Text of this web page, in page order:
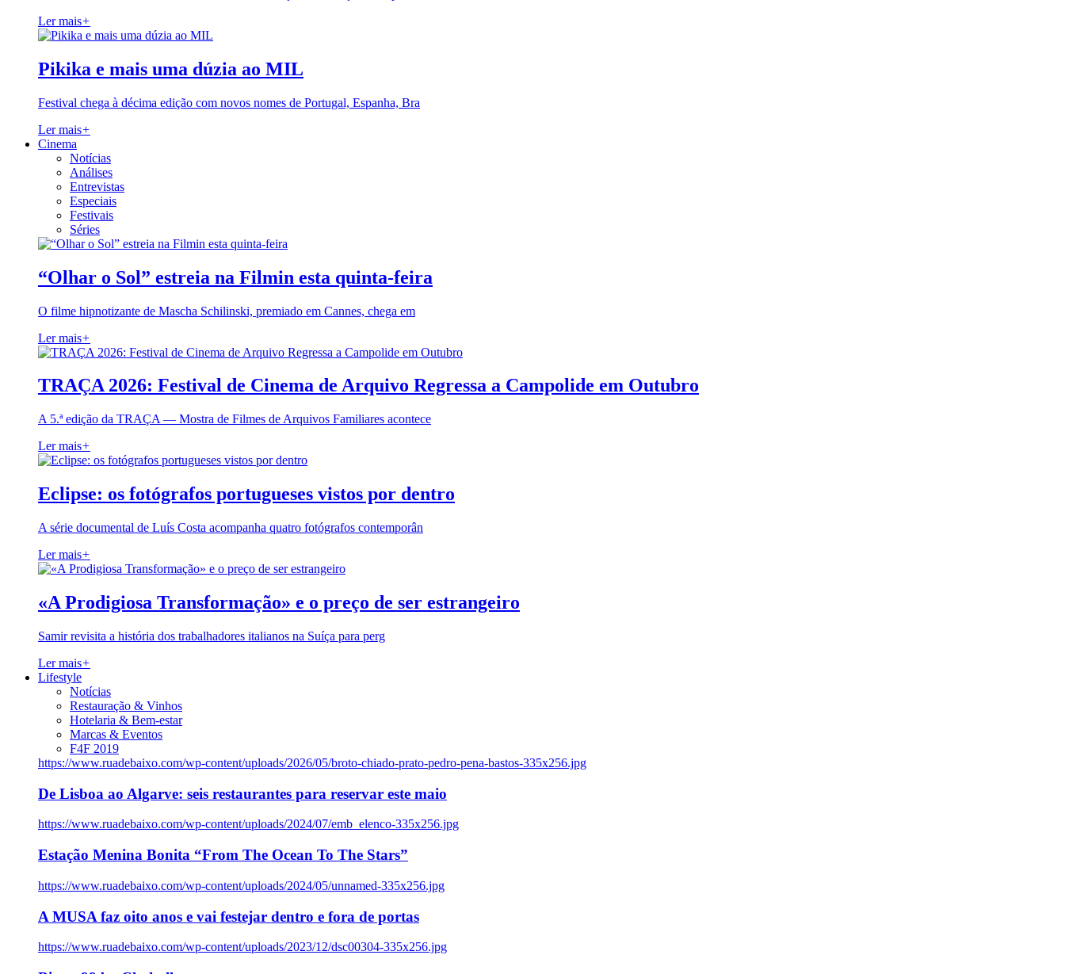
Ler mais+
Pikika e mais uma dúzia ao MIL
Festival chega à décima edição com novos nomes de Portugal, Espanha, Bra
Ler mais+
Cinema
Notícias
Análises
Entrevistas
Especiais
Festivais
Séries
“Olhar o Sol” estreia na Filmin esta quinta-feira
O filme hipnotizante de Mascha Schilinski, premiado em Cannes, chega em
Ler mais+
TRAÇA 2026: Festival de Cinema de Arquivo Regressa a Campolide em Outubro
A 5.ª edição da TRAÇA — Mostra de Filmes de Arquivos Familiares acontece
Ler mais+
Eclipse: os fotógrafos portugueses vistos por dentro
A série documental de Luís Costa acompanha quatro fotógrafos contemporân
Ler mais+
«A Prodigiosa Transformação» e o preço de ser estrangeiro
Samir revisita a história dos trabalhadores italianos na Suíça para perg
Ler mais+
Lifestyle
Notícias
Restauração & Vinhos
Hotelaria & Bem-estar
Marcas & Eventos
F4F 2019
https://www.ruadebaixo.com/wp-content/uploads/2026/05/broto-chiado-prato-pedro-pena-bastos-335x256.jpg
De Lisboa ao Algarve: seis restaurantes para reservar este maio
https://www.ruadebaixo.com/wp-content/uploads/2024/07/emb_elenco-335x256.jpg
Estação Menina Bonita “From The Ocean To The Stars”
https://www.ruadebaixo.com/wp-content/uploads/2024/05/unnamed-335x256.jpg
A MUSA faz oito anos e vai festejar dentro e fora de portas
https://www.ruadebaixo.com/wp-content/uploads/2023/12/dsc00304-335x256.jpg